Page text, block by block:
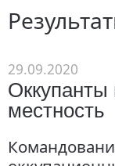
29.09.2020
местность